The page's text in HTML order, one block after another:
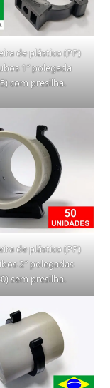
de plástico (PP)
1″ polegada
com presilha.
de plástico (PP)
2″ polegadas
sem presilha.